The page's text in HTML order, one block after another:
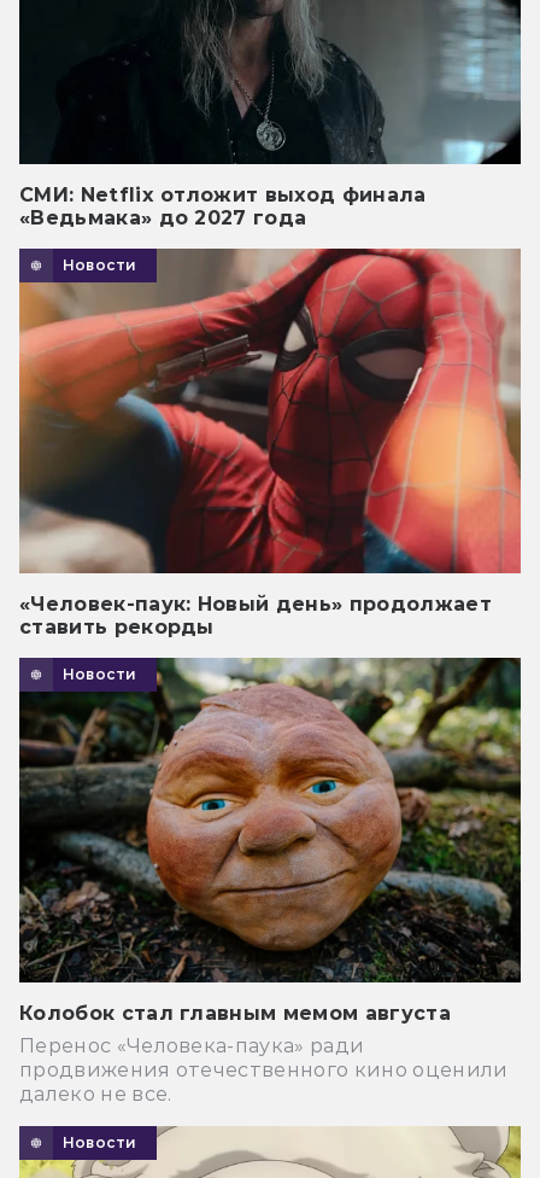
СМИ: Netflix отложит выход финала
«Ведьмака» до 2027 года
Новости
«Человек-паук: Новый день» продолжает
ставить рекорды
Новости
Колобок стал главным мемом августа
Перенос «Человека-паука» ради
продвижения отечественного кино оценили
далеко не все.
Новости